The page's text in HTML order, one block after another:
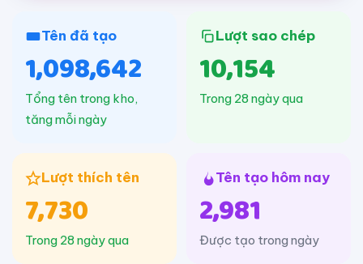
Tên đã tạo
1,098,642
Tổng tên trong kho,
tăng mỗi ngày
Lượt sao chép
10,154
Trong 28 ngày qua
Lượt thích tên
7,730
Trong 28 ngày qua
Tên tạo hôm nay
2,981
Được tạo trong ngày